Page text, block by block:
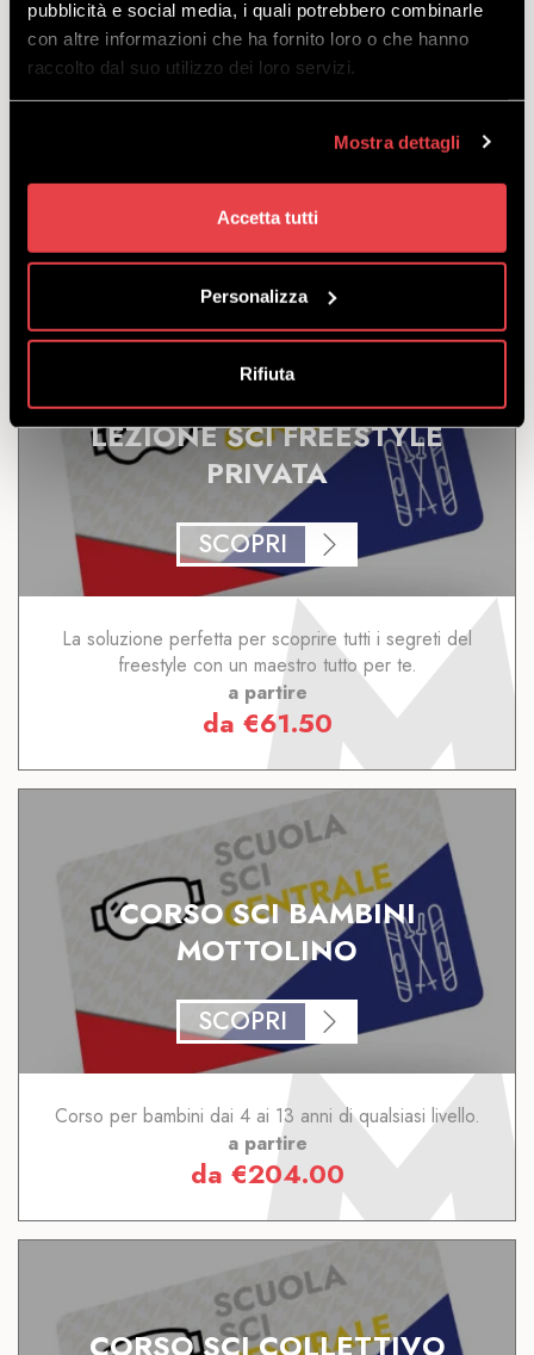
pubblicità e social media, i quali potrebbero combinarle
con altre informazioni che ha fornito loro o che hanno
raccolto dal suo utilizzo dei loro servizi.
Mostra dettagli
Accetta tutti
Personalizza
Rifiuta
SCOPRI
Yepi Kids Club, le giornate perfette per i più piccoli
(Prezzo a partire da 4 giorni)
a partire
da€410.00
LEZIONE SCI FREESTYLE
PRIVATA
SCOPRI
La soluzione perfetta per scoprire tutti i segreti del
freestyle con un maestro tutto per te.
a partire
da €61.50
CORSO SCI BAMBINI
MOTTOLINO
SCOPRI
Corso per bambini dai 4 ai 13 anni di qualsiasi livello.
a partire
da €204.00
CORSO SCI COLLETTIVO